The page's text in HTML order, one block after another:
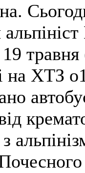
19
на ХТЗ